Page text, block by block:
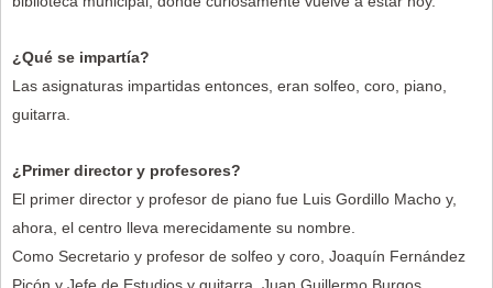
¿Qué se impartía?
Las asignaturas impartidas entonces, eran solfeo, coro, piano,
guitarra.
¿Primer director y profesores?
El primer director y profesor de piano fue Luis Gordillo Macho y,
ahora, el centro lleva merecidamente su nombre.
Como Secretario y profesor de solfeo y coro, Joaquín Fernández
Picón y Jefe de Estudios y guitarra, Juan Guillermo Burgos